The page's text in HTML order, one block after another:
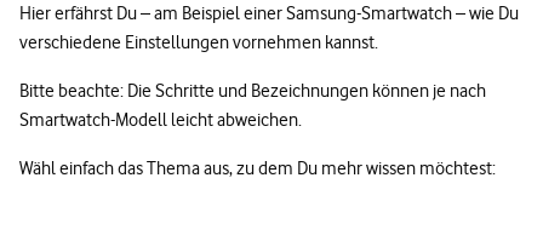
Hier erfährst Du – am Beispiel einer Samsung-Smartwatch – wie Du
verschiedene Einstellungen vornehmen kannst.
Bitte beachte: Die Schritte und Bezeichnungen können je nach
Smartwatch-Modell leicht abweichen.
Wähl einfach das Thema aus, zu dem Du mehr wissen möchtest: